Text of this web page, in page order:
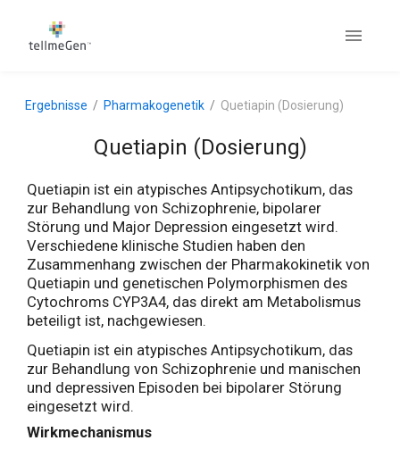
Ergebnisse Pharmakogenetik Quetiapin (Dosierung)
Quetiapin (Dosierung)
Quetiapin ist ein atypisches Antipsychotikum, das
zur Behandlung von Schizophrenie, bipolarer
Störung und Major Depression eingesetzt wird.
Verschiedene klinische Studien haben den
Zusammenhang zwischen der Pharmakokinetik von
Quetiapin und genetischen Polymorphismen des
Cytochroms CYP3A4, das direkt am Metabolismus
beteiligt ist, nachgewiesen.
Quetiapin ist ein atypisches Antipsychotikum, das
zur Behandlung von Schizophrenie und manischen
und depressiven Episoden bei bipolarer Störung
eingesetzt wird.
Wirkmechanismus